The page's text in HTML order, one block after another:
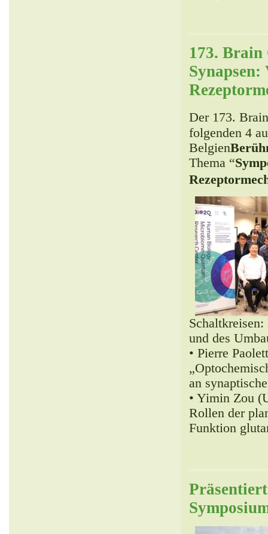
173. Brain
Synapsen:
Der 173.
folgenden 4
Belgien
Thema “
und des
• Pierre
an
• Yimin Zou
Rollen der
Funktion